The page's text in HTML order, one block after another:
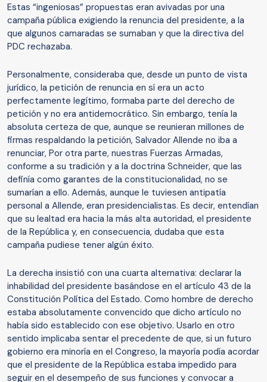
Estas “ingeniosas” propuestas eran avivadas por una
campaña pública exigiendo la renuncia del presidente, a la
que algunos camaradas se sumaban y que la directiva del
PDC rechazaba.
Personalmente, consideraba que, desde un punto de vista
jurídico, la petición de renuncia en sí era un acto
perfectamente legítimo, formaba parte del derecho de
petición y no era antidemocrático. Sin embargo, tenía la
absoluta certeza de que, aunque se reunieran millones de
firmas respaldando la petición, Salvador Allende no iba a
renunciar, Por otra parte, nuestras Fuerzas Armadas,
conforme a su tradición y a la doctrina Schneider, que las
definía como garantes de la constitucionalidad, no se
sumarían a ello. Además, aunque le tuviesen antipatía
personal a Allende, eran presidencialistas. Es decir, entendían
que su lealtad era hacia la más alta autoridad, el presidente
de la República y, en consecuencia, dudaba que esta
campaña pudiese tener algún éxito.
La derecha insistió con una cuarta alternativa: declarar la
inhabilidad del presidente basándose en el artículo 43 de la
Constitución Política del Estado. Como hombre de derecho
estaba absolutamente convencido que dicho artículo no
había sido establecido con ese objetivo. Usarlo en otro
sentido implicaba sentar el precedente de que, si un futuro
gobierno era minoría en el Congreso, la mayoría podía acordar
que el presidente de la República estaba impedido para
seguir en el desempeño de sus funciones y convocar a